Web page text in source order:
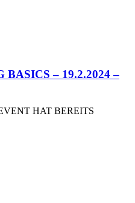
– 19.2.2024 –
HAT BEREITS